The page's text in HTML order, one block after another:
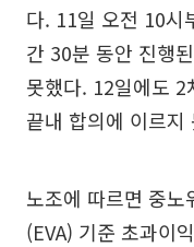
다. 11일 오전 10시
간 30분 동안 진행
못했다. 12일에도
끝내 합의에 이르지
노조에 따르면 중노
(EVA) 기준 초과이